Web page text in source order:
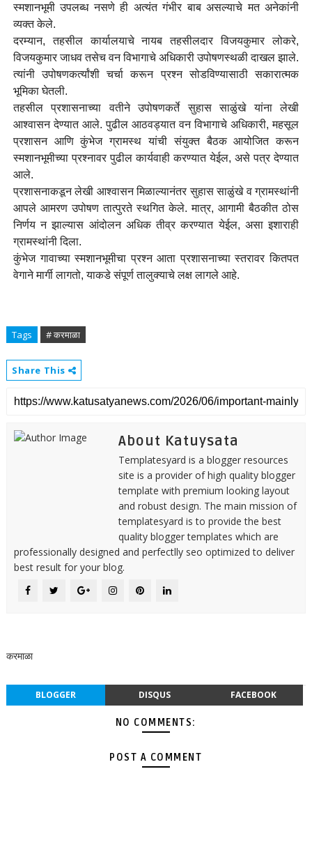
स्मशानभूमी उपलब्ध नसणे ही अत्यंत गंभीर बाब असल्याचे मत अनेकांनी
व्यक्त केले.
दरम्यान, तहसील कार्यालयाचे नायब तहसीलदार विजयकुमार लोकरे,
विजयकुमार जाधव तसेच वन विभागाचे अधिकारी उपोषणस्थळी दाखल झाले.
त्यांनी उपोषणकर्त्यांशी चर्चा करून प्रश्न सोडविण्यासाठी सकारात्मक
भूमिका घेतली.
तहसील प्रशासनाच्या वतीने उपोषणकर्ते सुहास साळुंखे यांना लेखी
आश्वासन देण्यात आले. पुढील आठवड्यात वन विभागाचे अधिकारी, महसूल
प्रशासन आणि कुंभेज ग्रामस्थ यांची संयुक्त बैठक आयोजित करून
स्मशानभूमीच्या प्रश्नावर पुढील कार्यवाही करण्यात येईल, असे पत्र देण्यात
आले.
प्रशासनाकडून लेखी आश्वासन मिळाल्यानंतर सुहास साळुंखे व ग्रामस्थांनी
आपले आमरण उपोषण तात्पुरते स्थगित केले. मात्र, आगामी बैठकीत ठोस
निर्णय न झाल्यास आंदोलन अधिक तीव्र करण्यात येईल, असा इशाराही
ग्रामस्थांनी दिला.
कुंभेज गावाच्या स्मशानभूमीचा प्रश्न आता प्रशासनाच्या स्तरावर कितपत
वेगाने मार्गी लागतो, याकडे संपूर्ण तालुक्याचे लक्ष लागले आहे.
Tags # करमाळा
Share This
About Katuysata
Templatesyard is a blogger resources
site is a provider of high quality blogger
template with premium looking layout
and robust design. The main mission of
templatesyard is to provide the best
quality blogger templates which are
professionally designed and perfectlly seo optimized to deliver
best result for your blog.
करमाळा
BLOGGER DISQUS FACEBOOK
NO COMMENTS:
POST A COMMENT